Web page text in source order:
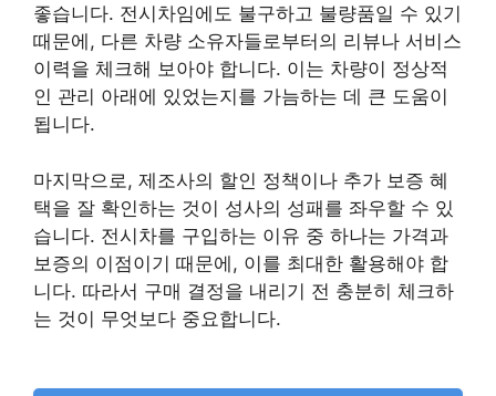
좋습니다. 전시차임에도 불구하고 불량품일 수 있기
때문에, 다른 차량 소유자들로부터의 리뷰나 서비스
이력을 체크해 보아야 합니다. 이는 차량이 정상적
인 관리 아래에 있었는지를 가늠하는 데 큰 도움이
됩니다.
마지막으로, 제조사의 할인 정책이나 추가 보증 혜
택을 잘 확인하는 것이 성사의 성패를 좌우할 수 있
습니다. 전시차를 구입하는 이유 중 하나는 가격과
보증의 이점이기 때문에, 이를 최대한 활용해야 합
니다. 따라서 구매 결정을 내리기 전 충분히 체크하
는 것이 무엇보다 중요합니다.